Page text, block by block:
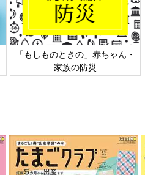
「もしものときの」赤ちゃん・
家族の防災